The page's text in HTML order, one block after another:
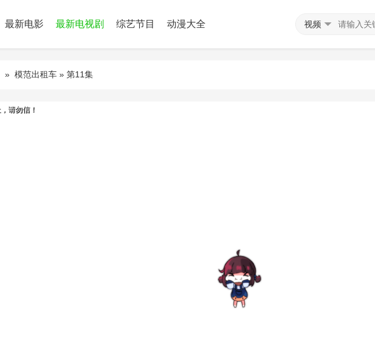
最新电影 最新电视剧 综艺节目 动漫大全 视频
» 模范出租车 » 第11集